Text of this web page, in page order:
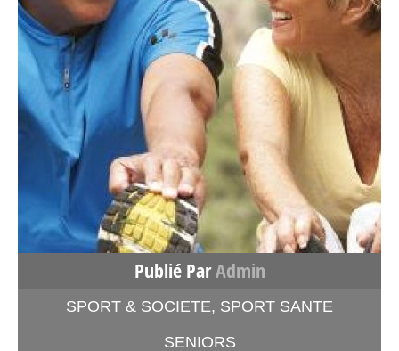
Publié ParAdmin
SPORT & SOCIETE, SPORT SANTE
SENIORS